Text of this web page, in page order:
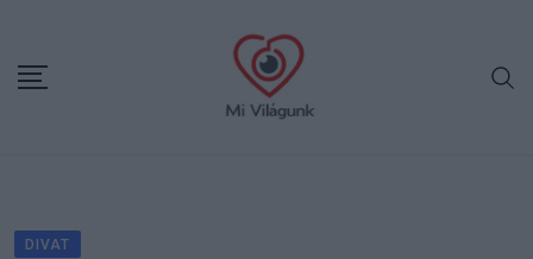
content
DIVAT